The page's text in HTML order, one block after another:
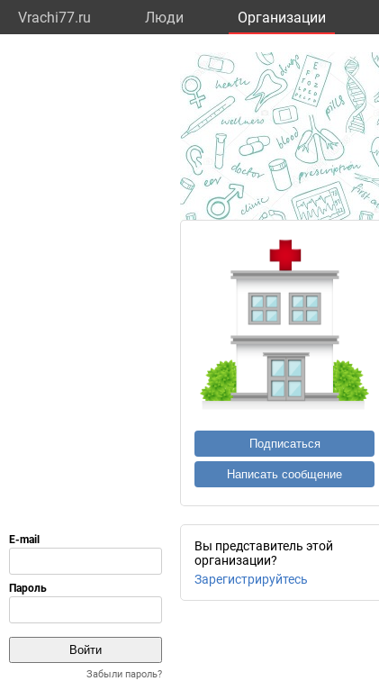
Vrachi77.ru Люди Организации
Забыли пароль?
Подписаться
Написать сообщение
Вы представитель этой
организации?
Зарегистрируйтесь